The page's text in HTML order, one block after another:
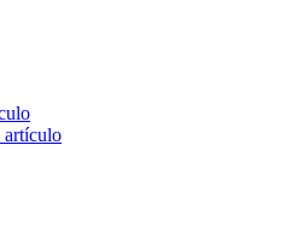
artículo